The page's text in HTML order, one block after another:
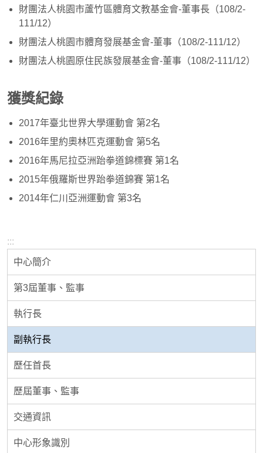
:::
中心簡介
第3屆董事、監事
執行長
副執行長
歷任首長
歷屆董事、監事
交通資訊
中心形象識別
財團法人桃園市蘆竹區體育文教基金會-董事長（108/2-
111/12）
財團法人桃園市體育發展基金會-董事（108/2-111/12）
財團法人桃園原住民族發展基金會-董事（108/2-111/12）
獲獎紀錄
2017年臺北世界大學運動會 第2名
2016年里約奧林匹克運動會 第5名
2016年馬尼拉亞洲跆拳道錦標賽 第1名
2015年俄羅斯世界跆拳道錦賽 第1名
2014年仁川亞洲運動會 第3名